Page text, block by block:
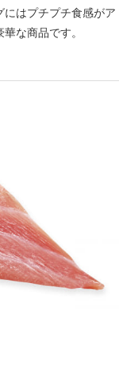
はプチプチ食感がア
な商品です。